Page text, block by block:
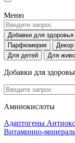
Меню
Добавки для здоровья
Парфюмерия
Декор
Для детей
Для
Добавки для
Аминокислоты
Адаптогены
Витаминно-